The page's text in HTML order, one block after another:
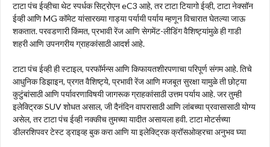
टाटा पंच ईव्हीचा थेट स्पर्धक सिट्रोएन eC3 आहे, तर टाटा टियागो ईव्ही, टाटा नेक्सॉन
ईव्ही आणि MG कॉमेट यांसारख्या गाड्या पर्यायी पर्याय म्हणून विचारात घेतल्या जाऊ
शकतात. परवडणारी किंमत, प्रभावी रेंज आणि सेगमेंट-लीडिंग वैशिष्ट्यांमुळे ही गाडी
शहरी आणि उपनगरीय ग्राहकांसाठी आदर्श आहे.
टाटा पंच ईव्ही ही स्टाइल, परफॉर्मन्स आणि किफायतशीरपणाचा परिपूर्ण संगम आहे. तिचे
आधुनिक डिझाइन, प्रगत वैशिष्ट्ये, प्रभावी रेंज आणि मजबूत सुरक्षा यामुळे ती छोट्या
कुटुंबांसाठी आणि पर्यावरणाविषयी जागरूक ग्राहकांसाठी उत्तम पर्याय आहे. जर तुम्ही
इलेक्ट्रिक SUV शोधत असाल, जी दैनंदिन वापरासाठी आणि लांबच्या प्रवासासाठी योग्य
असेल, तर टाटा पंच ईव्ही नक्कीच तुमच्या यादीत असायला हवी. टाटा मोटर्सच्या
डीलरशिपवर टेस्ट ड्राइव्ह बुक करा आणि या इलेक्ट्रिक क्रॉसओव्हरचा अनुभव घ्या